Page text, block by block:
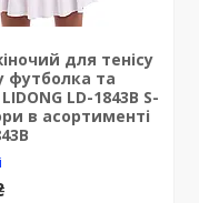
для тенісу
футболка та
LD-1843B S-
в асортименті